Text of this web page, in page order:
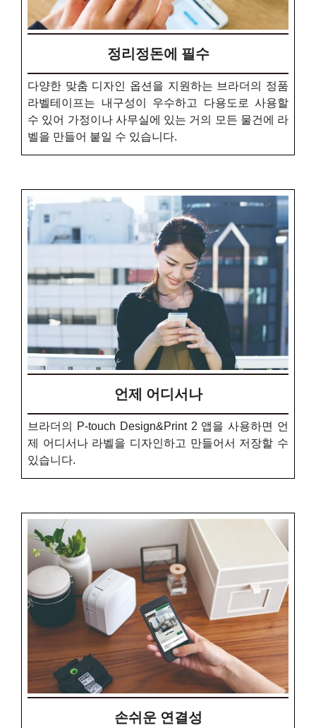
정리정돈에 필수
다양한 맞춤 디자인 옵션을 지원하는 브라더의 정품
라벨테이프는 내구성이 우수하고 다용도로 사용할
수 있어 가정이나 사무실에 있는 거의 모든 물건에 라
벨을 만들어 붙일 수 있습니다.
언제 어디서나
브라더의 P-touch Design&Print 2 앱을 사용하면 언
제 어디서나 라벨을 디자인하고 만들어서 저장할 수
있습니다.
손쉬운 연결성